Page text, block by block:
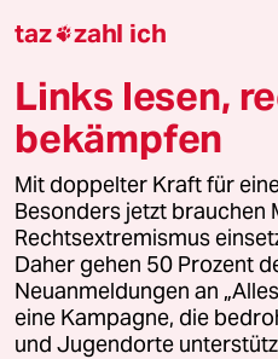
Beides
Der ÖPNV und
dringend
wäre da, wird
Zuschüsse
Und Gorres
annehmen. Es
deutsche
ausredehalber
taz zahl ich
Links lesen,
bekämpfen
Mit doppelter Kraft für
Besonders jetzt brauchen
Rechtsextremismus
Daher gehen 50 Prozent
Neuanmeldungen an
eine Kampagne, die
und Jugendorte